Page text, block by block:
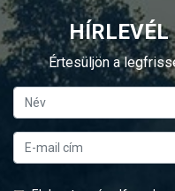
HÍRLEVÉL
Értesüljön a